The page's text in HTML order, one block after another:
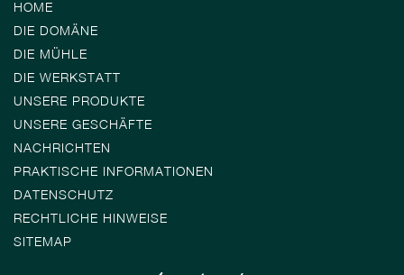
HOME
DIE DOMÄNE
DIE MÜHLE
DIE WERKSTATT
UNSERE PRODUKTE
UNSERE GESCHÄFTE
NACHRICHTEN
PRAKTISCHE INFORMATIONEN
DATENSCHUTZ
RECHTLICHE HINWEISE
SITEMAP